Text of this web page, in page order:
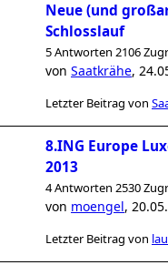
Neue (und
Schlosslauf
5 Antworten 2106
von Saatkrähe,
Letzter Beitrag von
8.ING Europe
2013
4 Antworten 2530
von moengel,
Letzter Beitrag von